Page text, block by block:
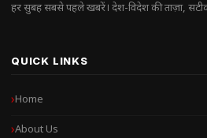
हर सुबह सबसे पहले खबरें। देश-विदेश की ताज़ा,
QUICK LINKS
Home
About Us